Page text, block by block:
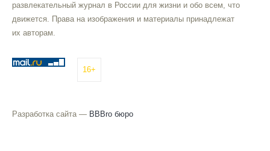
развлекательный журнал в России для жизни и обо всем, что
движется. Права на изображения и материалы принадлежат
их авторам.
16+
Разработка сайта — BBBro бюро